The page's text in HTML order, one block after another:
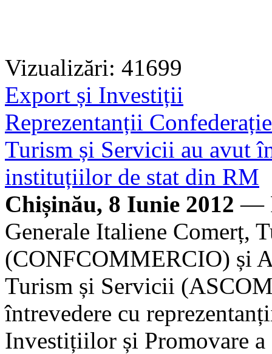
Vizualizări: 41699
Export și Investiții
Reprezentanții
Turism și Servicii au avut
instituțiilor de stat din RM
Chișinău, 8 Iunie 2012 —
Generale Italiene Comerț,
(CONFCOMMERCIO) și
Turism și Servicii
întrevedere cu
Investițiilor și Promovare